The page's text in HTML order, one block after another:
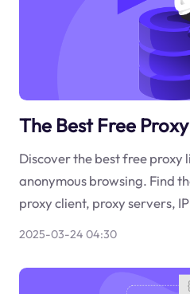
The Best Free
Discover the best free proxy
anonymous browsing. Find
proxy client, proxy servers,
2025-03-24 04:30